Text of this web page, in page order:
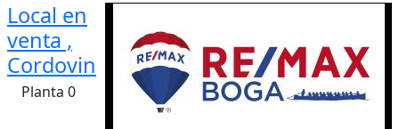
Local en
venta ,
Cordovin
Planta 0